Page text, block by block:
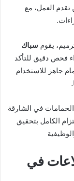
تقدم العمل، مع
يقوم سباك
فحص دقيق للتأكد
جاهز للاستخدام
في الشارقة
الكامل بتحقيق
في